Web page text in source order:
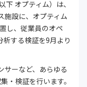
オプティム）は、
施設に、オプティム
し、従業員のオペ
析する検証を9月より
ーなど、あらゆる
・検証を行います。